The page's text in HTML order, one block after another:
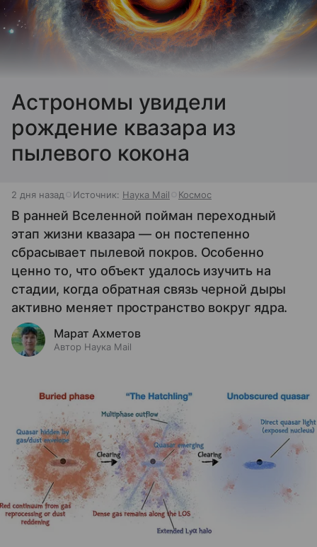
Астрономы увидели
рождение квазара из
пылевого кокона
2 дня назад Источник: Наука Mail Космос
В ранней Вселенной пойман переходный
этап жизни квазара — он постепенно
сбрасывает пылевой покров. Особенно
ценно то, что объект удалось изучить на
стадии, когда обратная связь черной дыры
активно меняет пространство вокруг ядра.
Марат Ахметов
Автор Наука Mail